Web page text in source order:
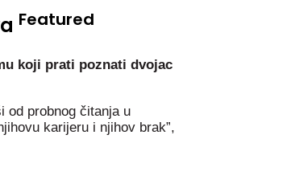
Featured
koji prati poznati dvojac
od probnog čitanja u
karijeru i njihov brak”,